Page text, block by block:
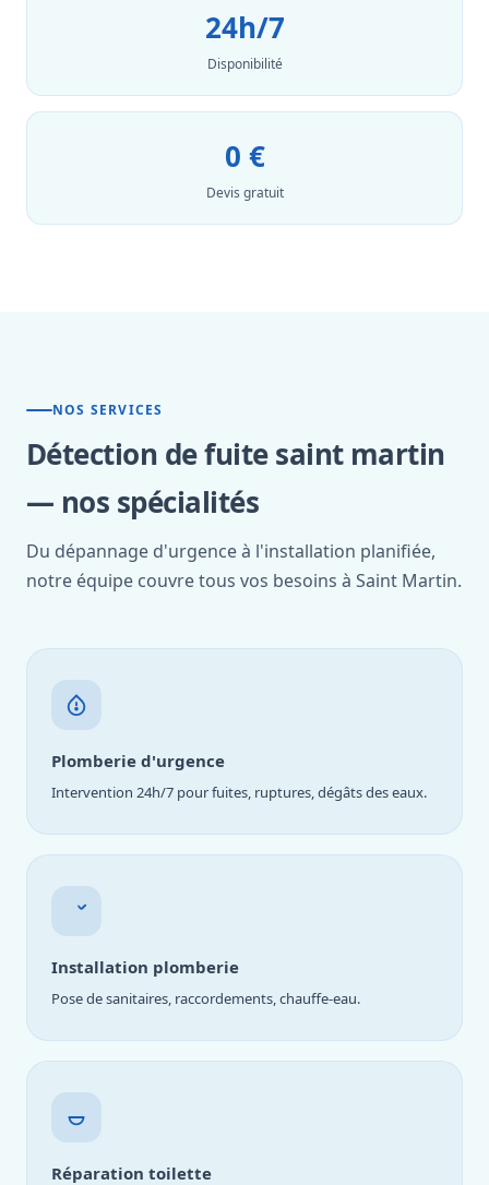
24h/7
Disponibilité
0 €
Devis gratuit
NOS SERVICES
Détection de fuite saint martin
— nos spécialités
Du dépannage d'urgence à l'installation planifiée,
notre équipe couvre tous vos besoins à Saint Martin.
Plomberie d'urgence
Intervention 24h/7 pour fuites, ruptures, dégâts des eaux.
Installation plomberie
Pose de sanitaires, raccordements, chauffe-eau.
Réparation toilette